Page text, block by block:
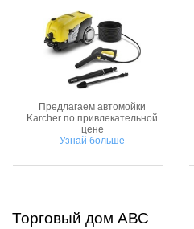
Предлагаем автомойки
Karcher по привлекательной
цене
Узнай больше
Торговый дом АВС